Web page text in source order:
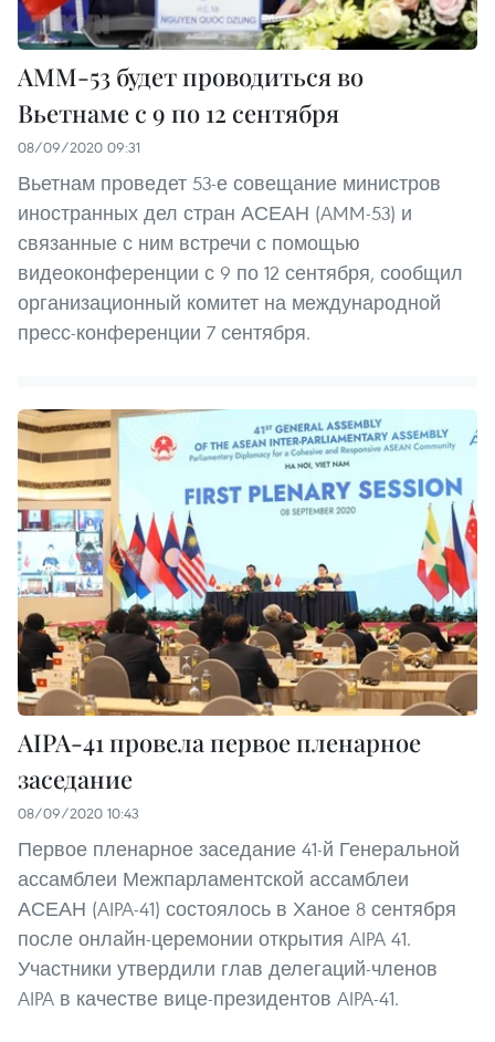
АММ-53 будет проводиться во
Вьетнаме с 9 по 12 сентября
08/09/2020 09:31
Вьетнам проведет 53-е совещание министров
иностранных дел стран АСЕАН (AMM-53) и
связанные с ним встречи с помощью
видеоконференции с 9 по 12 сентября, сообщил
организационный комитет на международной
пресс-конференции 7 сентября.
AIPA-41 провела первое пленарное
заседание
08/09/2020 10:43
Первое пленарное заседание 41-й Генеральной
ассамблеи Межпарламентской ассамблеи
АСЕАН (AIPA-41) состоялось в Ханое 8 сентября
после онлайн-церемонии открытия AIPA 41.
Участники утвердили глав делегаций-членов
AIPA в качестве вице-президентов AIPA-41.